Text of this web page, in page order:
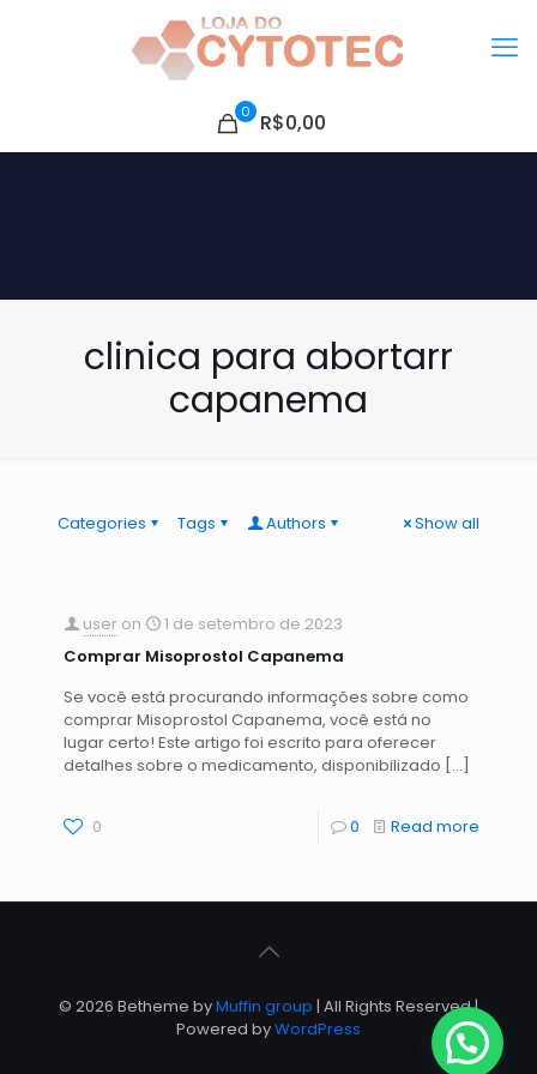
0 R$0,00
clinica para abortarr
capanema
Categories Tags Authors Show all
user on
1 de setembro de 2023
Comprar Misoprostol Capanema
Se você está procurando informações sobre como
comprar Misoprostol Capanema, você está no
lugar certo! Este artigo foi escrito para oferecer
detalhes sobre o medicamento, disponibilizado […]
0 0 Read more
© 2026 Betheme byMuffin group | All Rights Reserved |
Powered byWordPress